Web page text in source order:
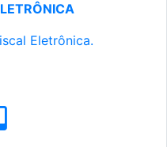
Eletrônica.